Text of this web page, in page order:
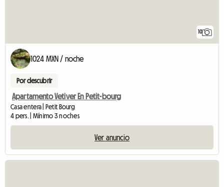
10
1024 MXN / noche
Por descubrir
Apartamento Vetiver En Petit-bourg
Casa entera | Petit Bourg
4 pers. | Mínimo 3 noches
Ver anuncio